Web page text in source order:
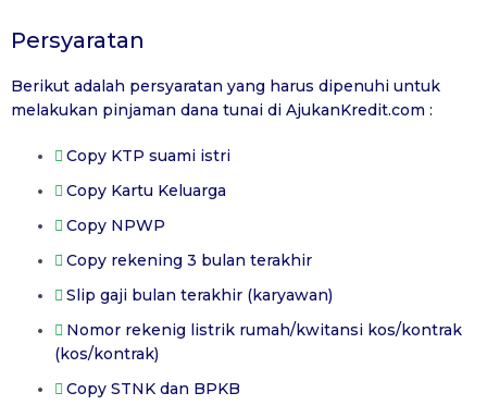
Persyaratan
Berikut adalah persyaratan yang harus dipenuhi untuk
melakukan pinjaman dana tunai di AjukanKredit.com :
Copy KTP suami istri
Copy Kartu Keluarga
Copy NPWP
Copy rekening 3 bulan terakhir
Slip gaji bulan terakhir (karyawan)
Nomor rekenig listrik rumah/kwitansi kos/kontrak
(kos/kontrak)
Copy STNK dan BPKB